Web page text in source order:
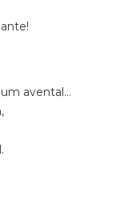
avental…